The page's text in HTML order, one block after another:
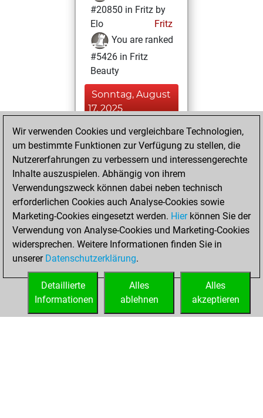
#20850 in Fritz by
Elo
Fritz
You are ranked
#5426 in Fritz
Beauty
Sonntag, August
17, 2025
You achieved a
BeautyScore of 55
Fritz
achieved a new Elo
of 1553
Dienstag, Mai 27,
2025
You created
your Fritz account
Wir verwenden Cookies und vergleichbare Technologien,
um bestimmte Funktionen zur Verfügung zu stellen, die
Nutzererfahrungen zu verbessern und interessengerechte
Inhalte auszuspielen. Abhängig von ihrem
Verwendungszweck können dabei neben technisch
erforderlichen Cookies auch Analyse-Cookies sowie
Marketing-Cookies eingesetzt werden. Hierkönnen Sie der
Verwendung von Analyse-Cookies und Marketing-Cookies
widersprechen. Weitere Informationen finden Sie in
unserer Datenschutzerklärung.
Alles
akzeptieren
Alles
ablehnen
Detaillierte
Informationen